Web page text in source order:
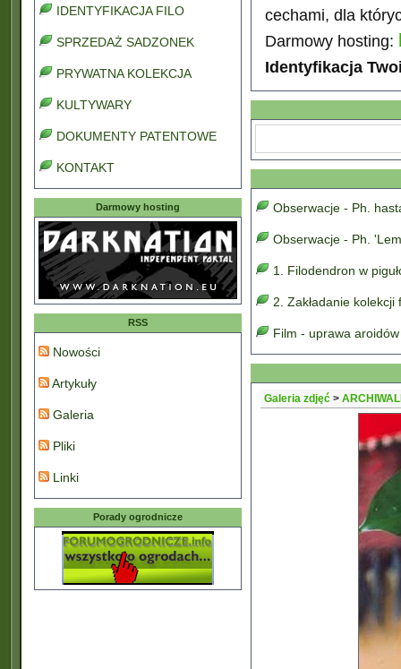
IDENTYFIKACJA FILO
SPRZEDAŻ SADZONEK
PRYWATNA KOLEKCJA
KULTYWARY
DOKUMENTY PATENTOWE
KONTAKT
Darmowy hosting
RSS
Nowości
Artykuły
Galeria
Pliki
Linki
Porady ogrodnicze
cechami, dla
Darmowy hosting:
Identyfikacja
Obserwacje - Ph.
Obserwacje - Ph.
1. Filodendron w
2. Zakładanie
Film - uprawa
Galeria zdjęć >